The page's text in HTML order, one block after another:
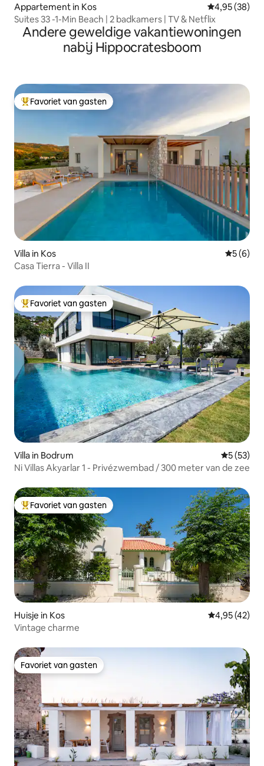
Appartement in Kos Gemiddelde
4,95 (38)
Suites 33 -1-Min Beach | 2 badkamers | TV & Netflix
Andere geweldige vakantiewoningen
nabij Hippocratesboom
Topfavoriet van gasten
Favoriet van gasten
Villa in Kos
5 (6)
Casa Tierra - Villa II
Topfavoriet van gasten
Favoriet van gasten
Villa in Bodrum
5 (53)
Ni Villas Akyarlar 1 - Privézwembad / 300 meter van de zee
Topfavoriet van gasten
Favoriet van gasten
Huisje in Kos Gemiddelde
4,95 (42)
Vintage charme
Favoriet van gasten
Favoriet van gasten